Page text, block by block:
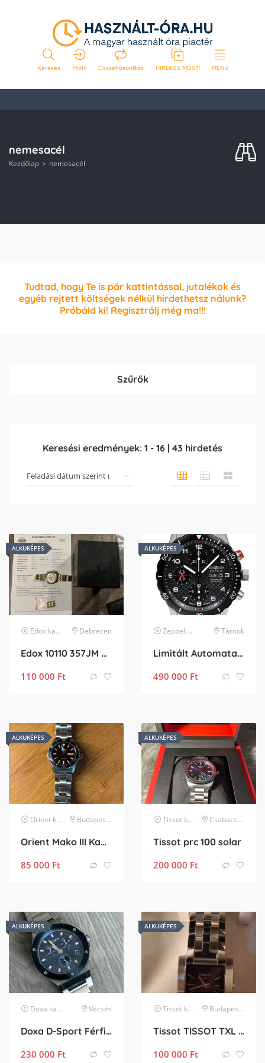
Keresés Profil Összehasonlítás HIRDESS MOST! MENÜ
nemesacél
Kezdőlap nemesacél
Tudtad, hogy Te is pár kattintással, jutalékok és
egyéb rejtett költségek nélkül hirdethetsz nálunk?
Próbáld ki! Regisztrálj még ma!!!
Szűrők
Keresési eredmények: 1 - 16 | 43 hirdetés
ALKUKÉPES
Edox karóra Debrecen
Edox 10110 357JM AID
110 000 Ft
ALKUKÉPES
Zeppelin karóra Tárnok
Limitált Automata Zeppelin márkájú 7216M-2 típus számú Alain Robert .
490 000 Ft
ALKUKÉPES
Orient karóra Budapest XVI. kerület
Orient Mako III Kamasu
85 000 Ft
ALKUKÉPES
Tissot karóra Csabacsűd
Tissot prc 100 solar
200 000 Ft
ALKUKÉPES
Doxa karóra Vecsés
Doxa D-Sport Férfi karóra 166.10.201.10
230 000 Ft
ALKUKÉPES
Tissot karóra Budapest XVIII. kerület
Tissot TISSOT TXL T60.1.588.51 férfi karóra.
100 000 Ft